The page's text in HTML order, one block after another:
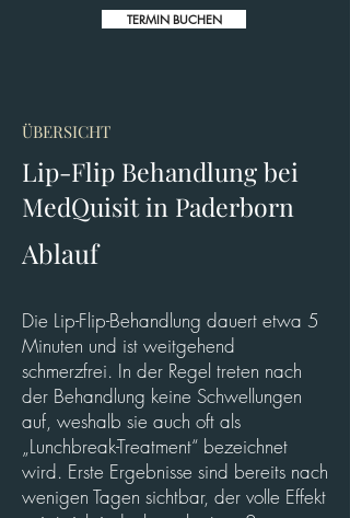
TERMIN BUCHEN
ÜBERSICHT
Lip-Flip Behandlung bei
MedQuisit in Paderborn
Ablauf
Die Lip-Flip-Behandlung dauert etwa 5
Minuten und ist weitgehend
schmerzfrei. In der Regel treten nach
der Behandlung keine Schwellungen
auf, weshalb sie auch oft als
„Lunchbreak-Treatment“ bezeichnet
wird. Erste Ergebnisse sind bereits nach
wenigen Tagen sichtbar, der volle Effekt